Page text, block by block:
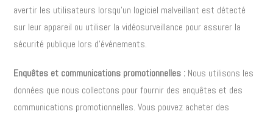
avertir les utilisateurs lorsqu’un logiciel malveillant est détecté
sur leur appareil ou utiliser la vidéosurveillance pour assurer la
sécurité publique lors d’événements.
Enquêtes et communications promotionnelles : Nous utilisons les
données que nous collectons pour fournir des enquêtes et des
communications promotionnelles. Vous pouvez acheter des